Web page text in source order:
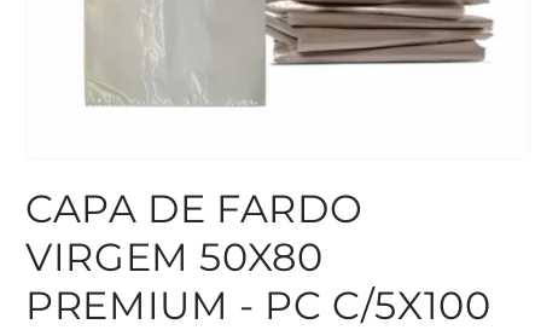
mídia
1
na
janela
CAPA DE FARDO
VIRGEM 50X80
PREMIUM - PC C/5X100